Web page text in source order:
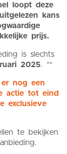
loopt deze
kans
prijs.
is slechts
2025. **
nog een
actie tot eind
exclusieve
te bekijken